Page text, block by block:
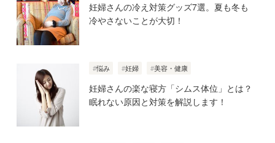
妊婦さんの冷え対策グッズ7選。夏も冬も
冷やさないことが大切！
悩み 妊婦 美容・健康
妊婦さんの楽な寝方「シムス体位」とは？
眠れない原因と対策を解説します！